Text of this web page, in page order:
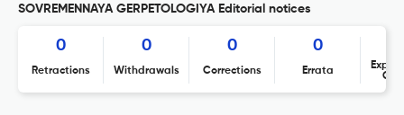
SOVREMENNAYA GERPETOLOGIYA Editorial notices
0
Retractions
0
Withdrawals
0
Corrections
0
Errata